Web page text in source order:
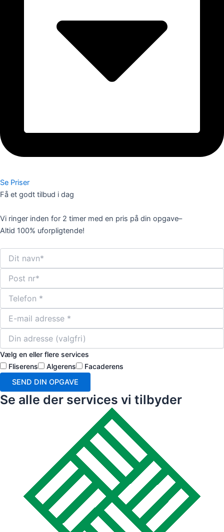
Se Priser
Få et godt tilbud i dag
Vi ringer inden for 2 timer med en pris på din opgave–
Altid 100% uforpligtende!
Vælg en eller flere services
Fliserens
Algerens Facaderens
SEND DIN OPGAVE
Se alle der services vi tilbyder